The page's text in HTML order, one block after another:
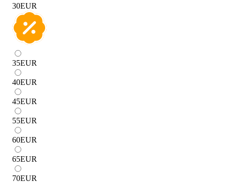
30EUR
35EUR
40EUR
45EUR
55EUR
60EUR
65EUR
70EUR